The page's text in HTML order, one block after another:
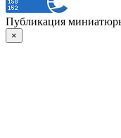
Публикация
×